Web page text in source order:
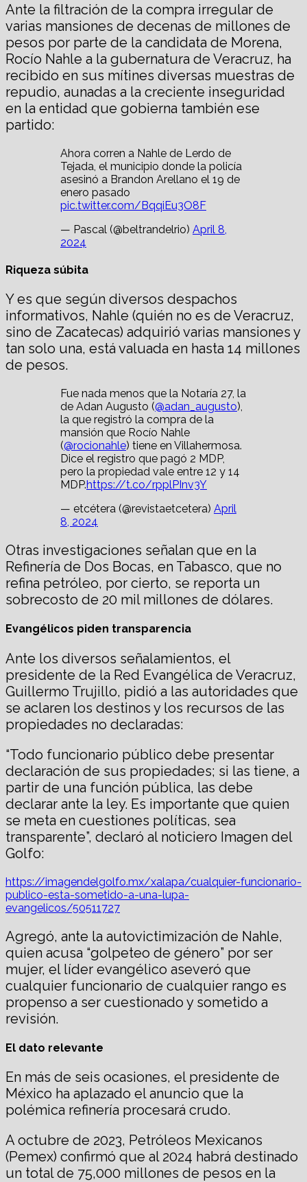
Ante la filtración de la compra irregular de
varias mansiones de decenas de millones de
pesos por parte de la candidata de Morena,
Rocío Nahle a la gubernatura de Veracruz, ha
recibido en sus mítines diversas muestras de
repudio, aunadas a la creciente inseguridad
en la entidad que gobierna también ese
partido:
Ahora corren a Nahle de Lerdo de
Tejada, el municipio donde la policía
asesinó a Brandon Arellano el 19 de
enero pasado
pic.twitter.com/BqqiEu3O8F
— Pascal (@beltrandelrio) April 8,
2024
Riqueza súbita
Y es que según diversos despachos
informativos, Nahle (quién no es de Veracruz,
sino de Zacatecas) adquirió varias mansiones y
tan solo una, está valuada en hasta 14 millones
de pesos.
Fue nada menos que la Notaría 27, la
de Adan Augusto (@adan_augusto),
la que registró la compra de la
mansión que Rocío Nahle
(@rocionahle) tiene en Villahermosa.
Dice el registro que pagó 2 MDP,
pero la propiedad vale entre 12 y 14
MDP.https://t.co/rpplPInv3Y
— etcétera (@revistaetcetera) April
8, 2024
Otras investigaciones señalan que en la
Refinería de Dos Bocas, en Tabasco, que no
refina petróleo, por cierto, se reporta un
sobrecosto de 20 mil millones de dólares.
Evangélicos piden transparencia
Ante los diversos señalamientos, el
presidente de la Red Evangélica de Veracruz,
Guillermo Trujillo, pidió a las autoridades que
se aclaren los destinos y los recursos de las
propiedades no declaradas:
“Todo funcionario público debe presentar
declaración de sus propiedades; si las tiene, a
partir de una función pública, las debe
declarar ante la ley. Es importante que quien
se meta en cuestiones políticas, sea
transparente”, declaró al noticiero Imagen del
Golfo:
https://imagendelgolfo.mx/xalapa/cualquier-funcionario-
publico-esta-sometido-a-una-lupa-
evangelicos/50511727
Agregó, ante la autovictimización de Nahle,
quien acusa “golpeteo de género” por ser
mujer, el líder evangélico aseveró que
cualquier funcionario de cualquier rango es
propenso a ser cuestionado y sometido a
revisión.
El dato relevante
En más de seis ocasiones, el presidente de
México ha aplazado el anuncio que la
polémica refinería procesará crudo.
A octubre de 2023, Petróleos Mexicanos
(Pemex) confirmó que al 2024 habrá destinado
un total de 75,000 millones de pesos en la